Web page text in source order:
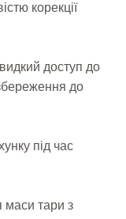
корекції
доступ до
до
під час
маси тари з